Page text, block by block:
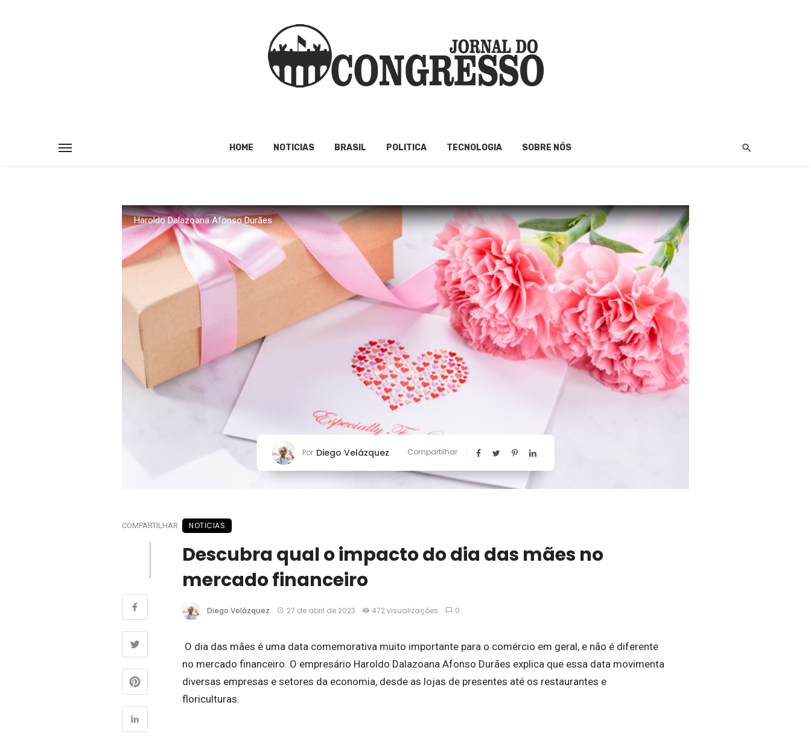
HOME NOTICIAS BRASIL POLITICA TECNOLOGIA SOBRE NÓS
Haroldo Dalazoana Afonso Durães
Por Diego Velázquez Compartilhar
COMPARTILHAR NOTICIAS
Descubra qual o impacto do dia das mães no
mercado financeiro
Diego Velázquez 27 de abril de 2023 472 visualizações 0
O dia das mães é uma data comemorativa muito importante para o comércio em geral, e não é diferente
no mercado financeiro. O empresário Haroldo Dalazoana Afonso Durães explica que essa data movimenta
diversas empresas e setores da economia, desde as lojas de presentes até os restaurantes e
floriculturas.